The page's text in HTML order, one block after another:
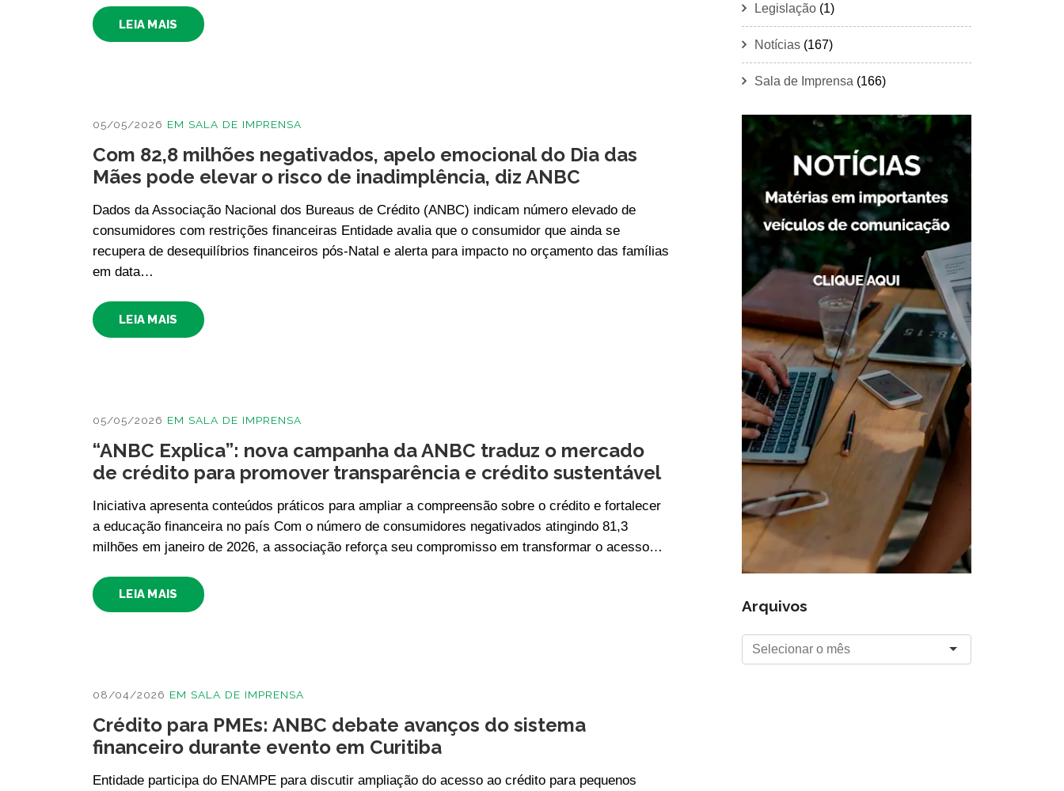
LEIA MAIS
05/05/2026 EM SALA DE IMPRENSA
Com 82,8 milhões negativados, apelo emocional do Dia das
Mães pode elevar o risco de inadimplência, diz ANBC
Dados da Associação Nacional dos Bureaus de Crédito (ANBC) indicam número elevado de
consumidores com restrições financeiras Entidade avalia que o consumidor que ainda se
recupera de desequilíbrios financeiros pós-Natal e alerta para impacto no orçamento das famílias
em data…
LEIA MAIS
05/05/2026 EM SALA DE IMPRENSA
“ANBC Explica”: nova campanha da ANBC traduz o mercado
de crédito para promover transparência e crédito sustentável
Iniciativa apresenta conteúdos práticos para ampliar a compreensão sobre o crédito e fortalecer
a educação financeira no país Com o número de consumidores negativados atingindo 81,3
milhões em janeiro de 2026, a associação reforça seu compromisso em transformar o acesso…
LEIA MAIS
08/04/2026 EM SALA DE IMPRENSA
Crédito para PMEs: ANBC debate avanços do sistema
financeiro durante evento em Curitiba
Entidade participa do ENAMPE para discutir ampliação do acesso ao crédito para pequenos
Legislação (1)
Notícias (167)
Sala de Imprensa (166)
Arquivos